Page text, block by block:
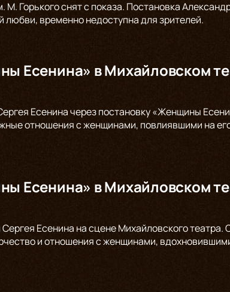
М. Горького снят с показа. Постановка
любви, временно недоступна для зрителей.
Есенина» в Михайловском
Есенина через постановку «Женщины
отношения с женщинами, повлиявшими на
Есенина» в Михайловском
Есенина на сцене Михайловского
и отношения с женщинами,